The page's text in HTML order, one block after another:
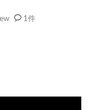
1件